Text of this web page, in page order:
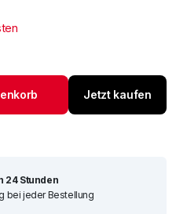
Jetzt kaufen
24 Stunden
bei jeder Bestellung